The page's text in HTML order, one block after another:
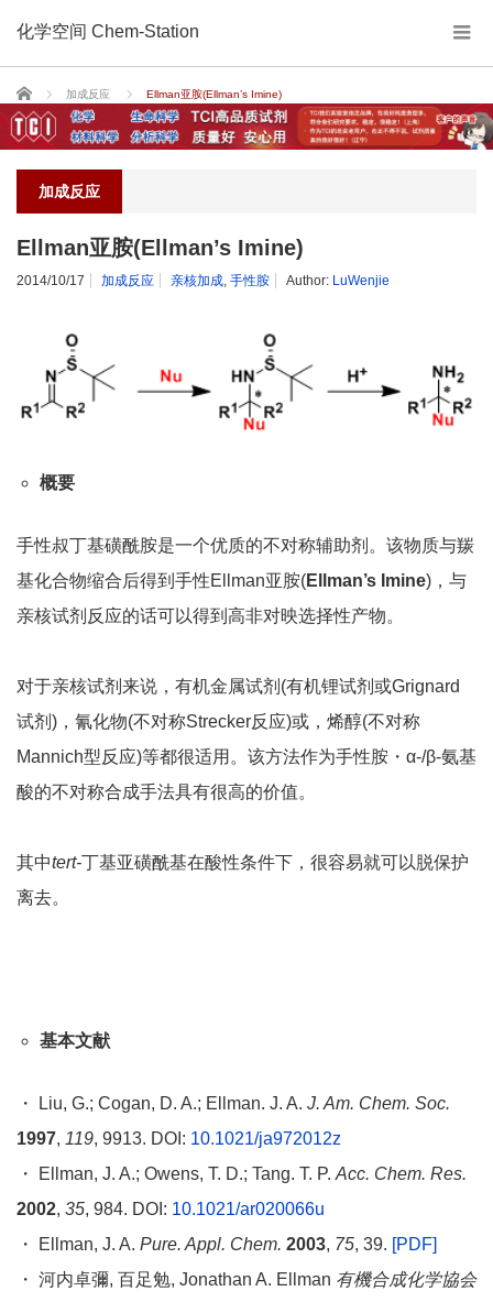
化学空间 Chem-Station
Home 加成反应 Ellman亚胺(Ellman’s Imine)
加成反应
Ellman亚胺(Ellman’s Imine)
2014/10/17 加成反应 亲核加成 手性胺 Author: LuWenjie
概要
手性叔丁基磺酰胺是一个优质的不对称辅助剂。该物质与羰
基化合物缩合后得到手性Ellman亚胺(Ellman’s Imine)，与
亲核试剂反应的话可以得到高非对映选择性产物。
对于亲核试剂来说，有机金属试剂(有机锂试剂或Grignard
试剂)，氰化物(不对称Strecker反应)或，烯醇(不对称
Mannich型反应)等都很适用。该方法作为手性胺・α-/β-氨基
酸的不对称合成手法具有很高的价值。
其中tert-丁基亚磺酰基在酸性条件下，很容易就可以脱保护
离去。
基本文献
・ Liu, G.; Cogan, D. A.; Ellman. J. A. J. Am. Chem. Soc.
1997, 119, 9913. DOI: 10.1021/ja972012z
・ Ellman, J. A.; Owens, T. D.; Tang. T. P. Acc. Chem. Res.
2002, 35, 984. DOI: 10.1021/ar020066u
・ Ellman, J. A. Pure. Appl. Chem. 2003, 75, 39. [PDF]
・ 河内卓彌, 百足勉, Jonathan A. Ellman 有機合成化学協会